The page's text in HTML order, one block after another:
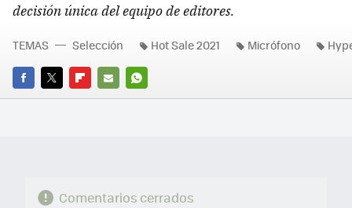
decisión única del equipo de editores.
FACEBOOK
TWITTERFLIPBOARD
E-
WHATSAPP
TEMAS Selección Hot Sale 2021 Micrófono
Comentarios cerrados